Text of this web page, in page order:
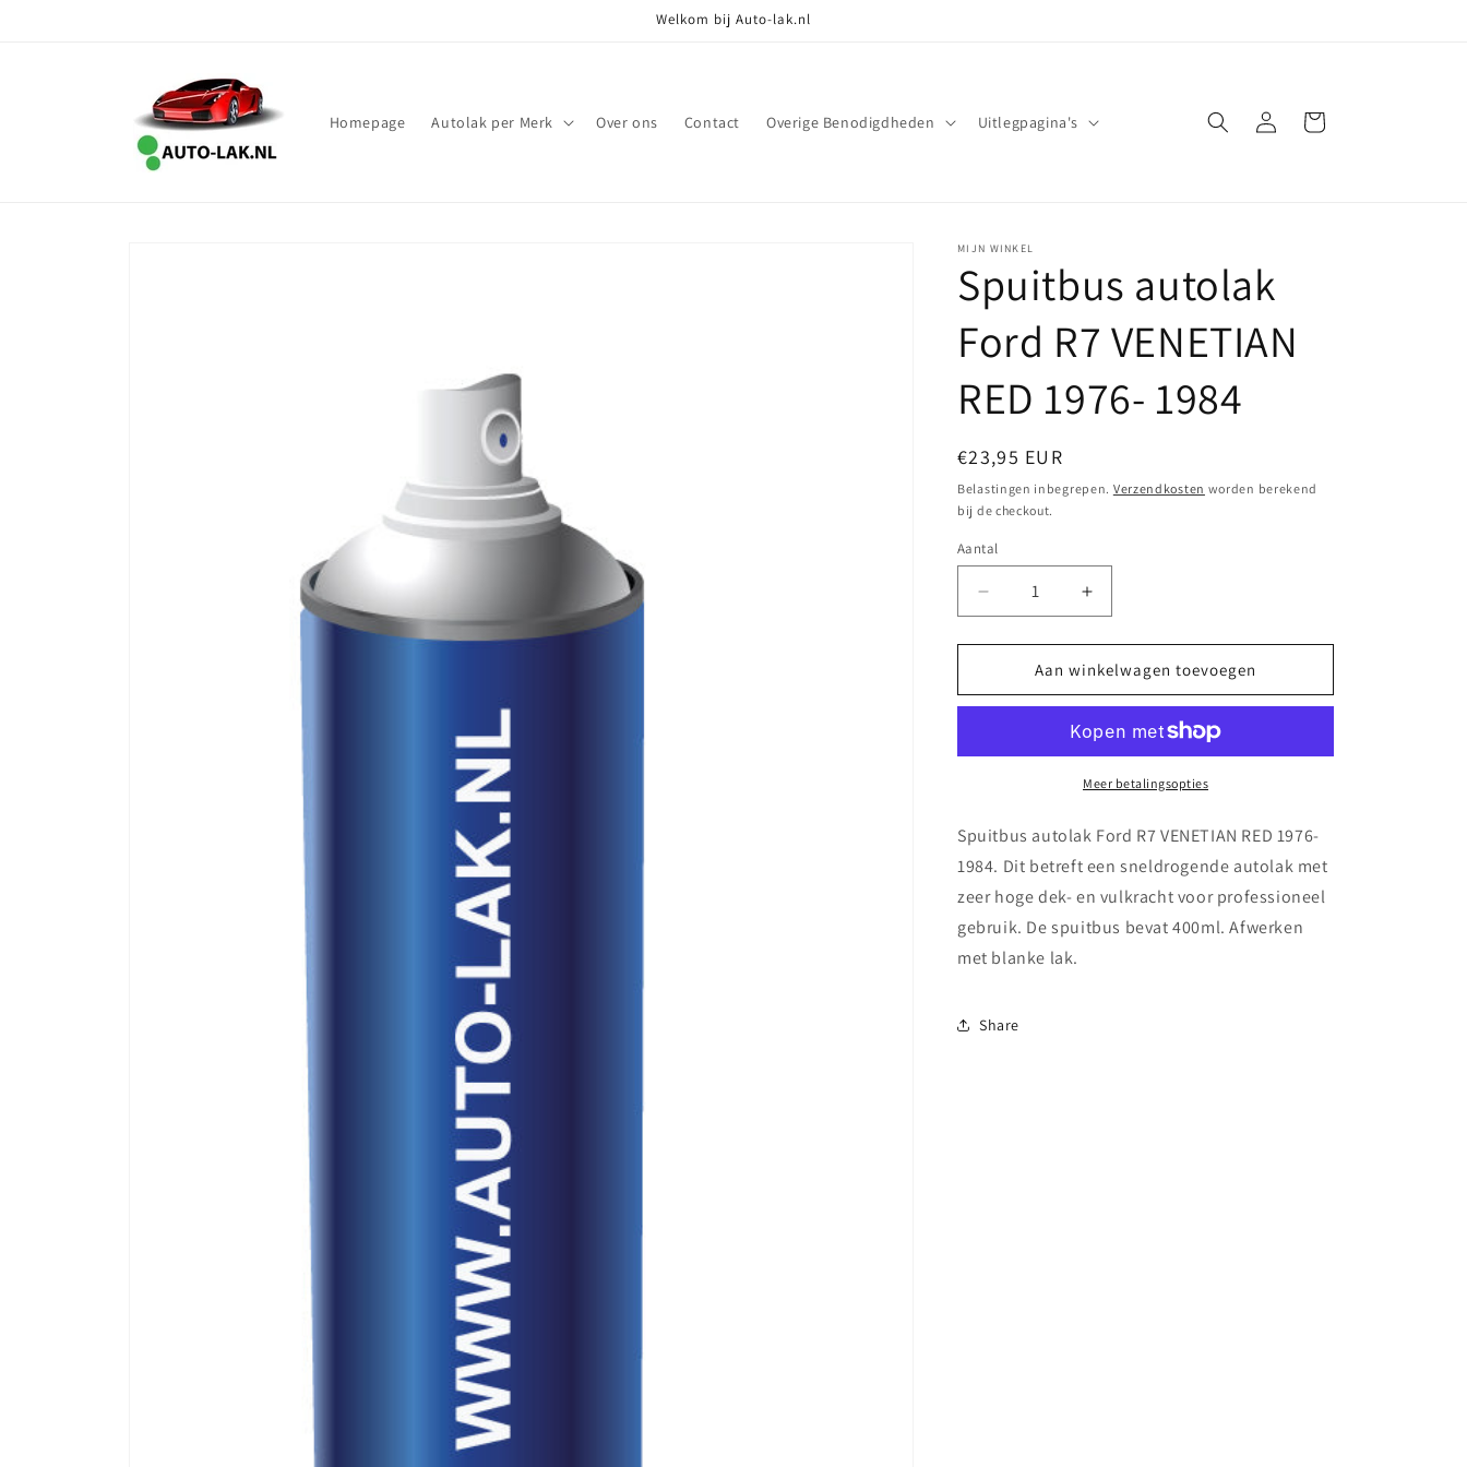
Welkom bij Auto-lak.nl
Homepage Autolak per Merk Over ons Contact Overige Benodigdheden Uitlegpagina's InloggenWinkelwagen
MIJN WINKEL
Spuitbus autolak
Ford R7 VENETIAN
RED 1976- 1984
Normale
prijs
€23,95 EUR
Belastingen inbegrepen. Verzendkosten worden berekend
bij de checkout.
Aantal
Aantal
verlagen
voor
Spuitbus
autolak
VENETIAN
1984
Aantal
verhogen
voor
Spuitbus
autolak
R7
VENETIAN
RED
1984
Aan winkelwagen toevoegen
Meer betalingsopties
Spuitbus autolak Ford R7 VENETIAN RED 1976-
1984. Dit betreft een sneldrogende autolak met
zeer hoge dek- en vulkracht voor professioneel
gebruik. De spuitbus bevat 400ml. Afwerken
met blanke lak.
Share